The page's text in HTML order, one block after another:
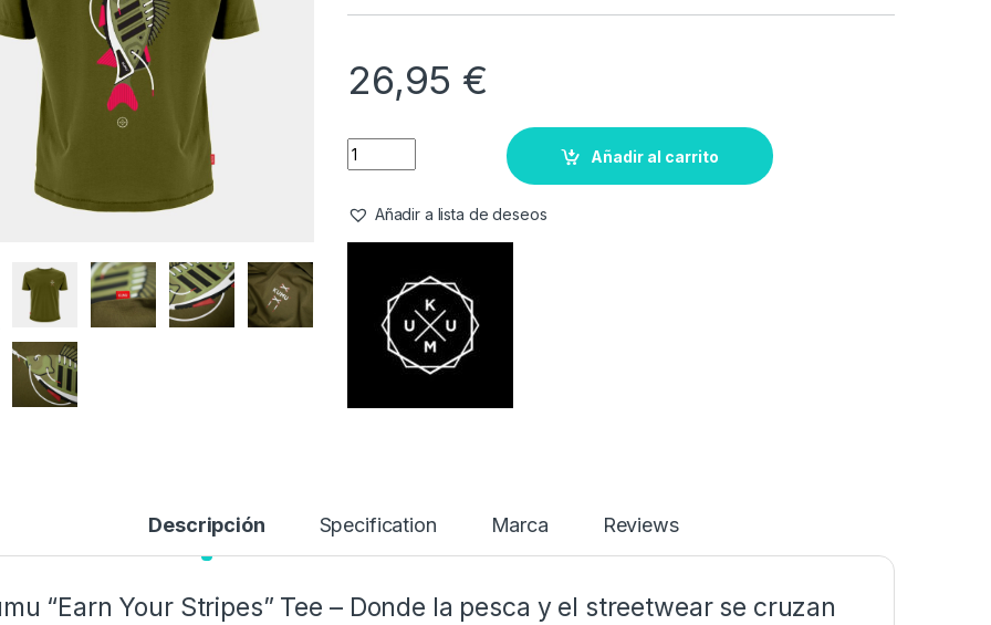
26,95 €
Añadir al carrito
Añadir a lista de deseos
Descripción Specification Marca Reviews
“Earn Your Stripes” Tee – Donde la pesca y el streetwear se cruzan